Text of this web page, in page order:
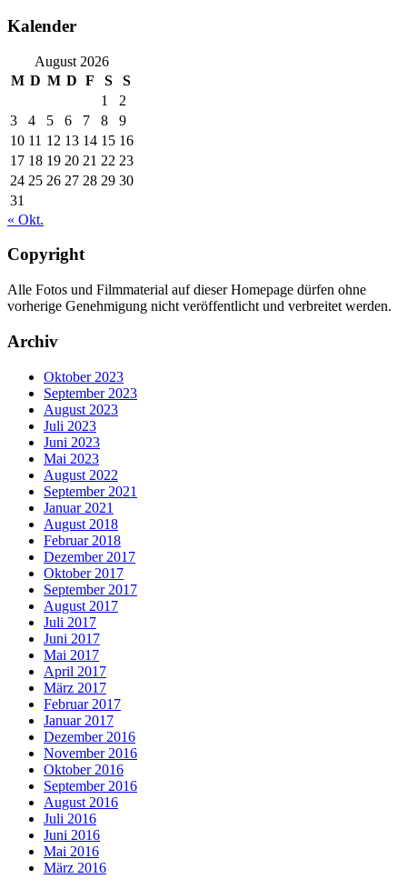
Kalender
August 2026
M D M D F S
S
1
2
3
4 5 6 7 8
9
10 11 12 13 14 15 16
17 18 19 20 21 22 23
24 25 26 27 28 29 30
31
« Okt.
Copyright
Alle Fotos und Filmmaterial auf dieser Homepage dürfen ohne
vorherige Genehmigung nicht veröffentlicht und verbreitet werden.
Archiv
Oktober 2023
September 2023
August 2023
Juli 2023
Juni 2023
Mai 2023
August 2022
September 2021
Januar 2021
August 2018
Februar 2018
Dezember 2017
Oktober 2017
September 2017
August 2017
Juli 2017
Juni 2017
Mai 2017
April 2017
März 2017
Februar 2017
Januar 2017
Dezember 2016
November 2016
Oktober 2016
September 2016
August 2016
Juli 2016
Juni 2016
Mai 2016
März 2016